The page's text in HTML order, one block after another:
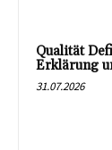
Qualität
Erklärung
31.07.2026